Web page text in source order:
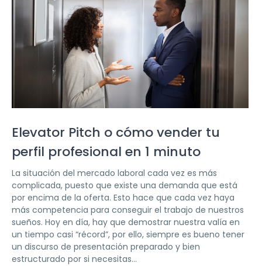
Elevator Pitch o cómo vender tu
perfil profesional en 1 minuto
La situación del mercado laboral cada vez es más
complicada, puesto que existe una demanda que está
por encima de la oferta. Esto hace que cada vez haya
más competencia para conseguir el trabajo de nuestros
sueños. Hoy en día, hay que demostrar nuestra valía en
un tiempo casi “récord”, por ello, siempre es bueno tener
un discurso de presentación preparado y bien
estructurado por si necesitas...